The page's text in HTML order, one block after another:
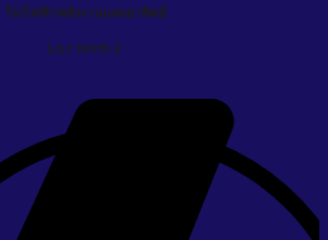
โรงไฟฟ้าพลังงานแสงอาทิตย์
Loc Ninh 2